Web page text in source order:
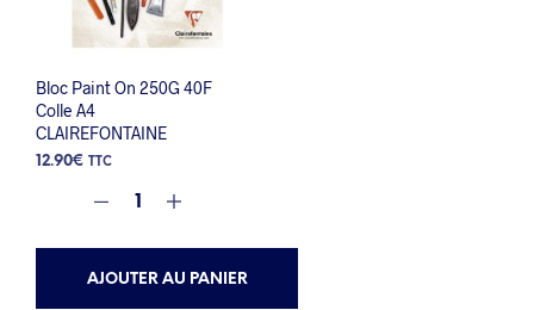
Bloc Paint On 250G 40F
Colle A4
CLAIREFONTAINE
12.90€ TTC
AJOUTER AU PANIER